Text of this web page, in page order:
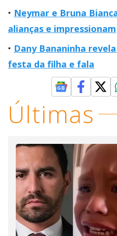
Neymar e Bruna
alianças e impressionam
Dany Bananinha
festa da filha e fala
Últimas